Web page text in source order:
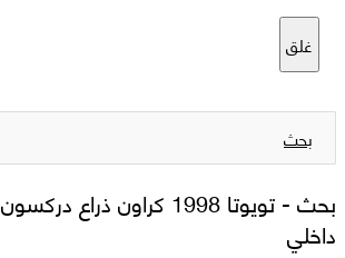
غلق
بحث
بحث - تويوتا 1998 كراون ذراع دركسون
داخلي